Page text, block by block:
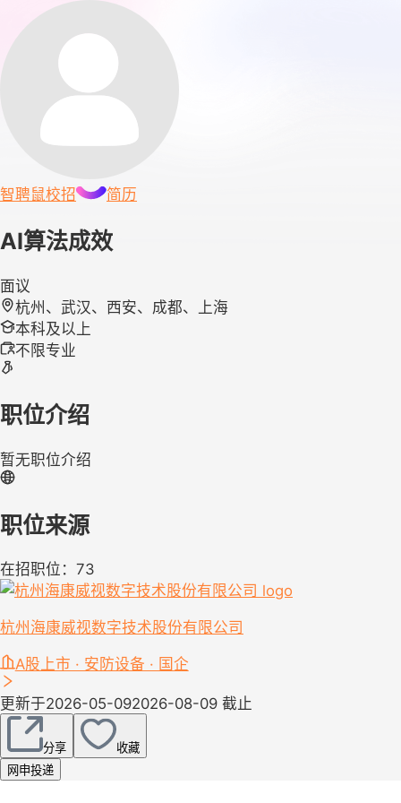
智聘鼠校招 简历
AI算法成效
面议
杭州、武汉、西安、成都、上海
本科及以上
不限专业
职位介绍
暂无职位介绍
职位来源
在招职位：73
杭州海康威视数字技术股份有限公司
A股上市 · 安防设备 · 国企
更新于2026-05-092026-08-09 截止
分享
收藏
网申投递